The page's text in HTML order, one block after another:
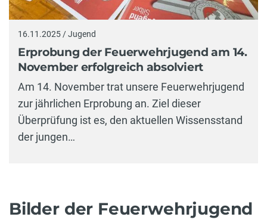
16.11.2025 / Jugend
Erprobung der Feuerwehrjugend am 14.
November erfolgreich absolviert
Am 14. November trat unsere Feuerwehrjugend
zur jährlichen Erprobung an. Ziel dieser
Überprüfung ist es, den aktuellen Wissensstand
der jungen…
Bilder der Feuerwehrjugend